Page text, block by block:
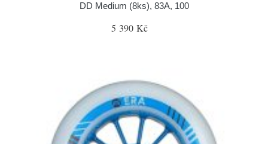
DD Medium (8ks), 83A, 100
5 390 Kč